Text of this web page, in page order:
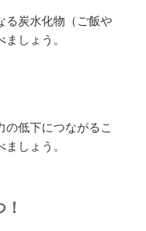
る炭水化物（ご飯や
しょう。
低下につながるこ
しょう。